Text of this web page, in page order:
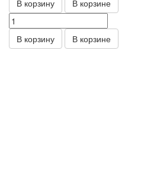
В корзину В корзине
В корзину В корзине